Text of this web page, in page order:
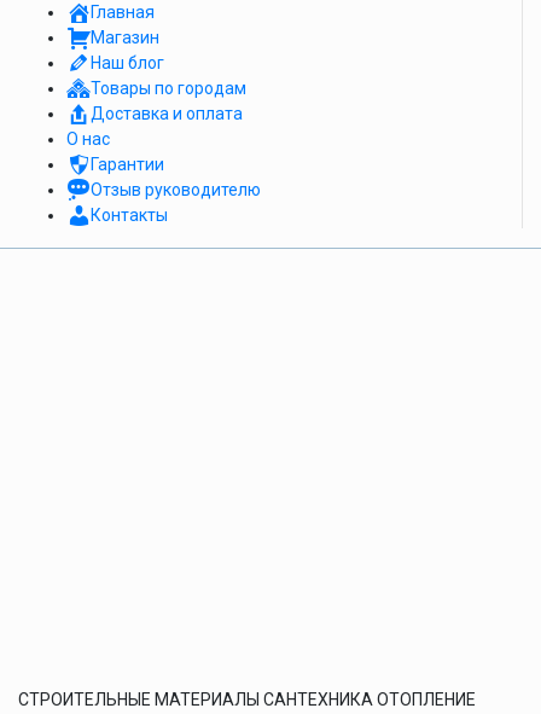
Главная
Магазин
Наш блог
Товары по городам
Доставка и оплата
О нас
Гарантии
Отзыв руководителю
Контакты
СТРОИТЕЛЬНЫЕ МАТЕРИАЛЫ САНТЕХНИКА ОТОПЛЕНИЕ